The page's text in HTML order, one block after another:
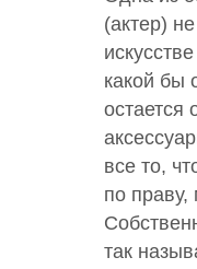
(актер)
какой бы
остается
все то,
по праву,
так